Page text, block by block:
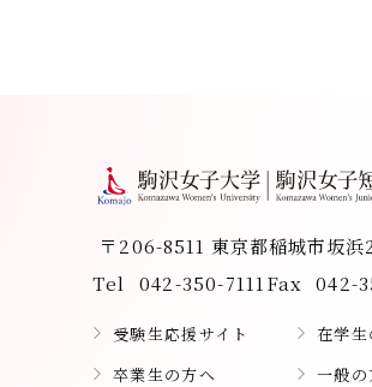
〒206-8511 東京都稲城市坂浜
Tel
042-350-7111 Fax 042-
受験生応援サイト
在学
卒業生の方へ
一般の